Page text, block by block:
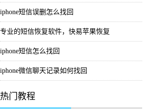
iphone短信误删怎么找回
专业的短信恢复软件，快易苹果恢复
iphone短信怎么找回
iphone微信聊天记录如何找回
热门教程